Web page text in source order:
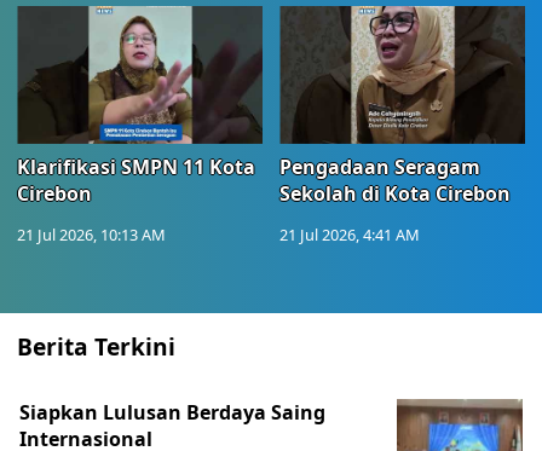
Klarifikasi SMPN 11 Kota
Cirebon
21 Jul 2026, 10:13 AM
Pengadaan Seragam
Sekolah di Kota Cirebon
21 Jul 2026, 4:41 AM
Berita Terkini
Siapkan Lulusan Berdaya Saing
Internasional